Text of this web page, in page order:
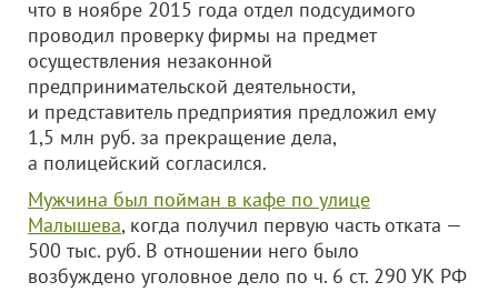
что в ноябре 2015 года отдел подсудимого
проводил проверку фирмы на предмет
осуществления незаконной
предпринимательской деятельности,
и представитель предприятия предложил ему
1,5 млн руб. за прекращение дела,
а полицейский согласился.
Мужчина был пойман в кафе по улице
Малышева, когда получил первую часть отката —
500 тыс. руб. В отношении него было
возбуждено уголовное дело по ч. 6 ст. 290 УК РФ